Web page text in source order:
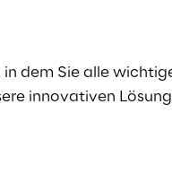
dem Sie alle
innovativen